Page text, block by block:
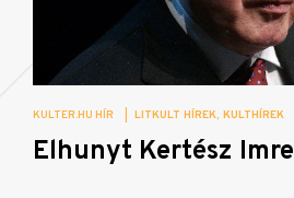
KULTER.HU HÍR LITKULT HÍREK KULTHÍREK
Elhunyt Kertész Imre